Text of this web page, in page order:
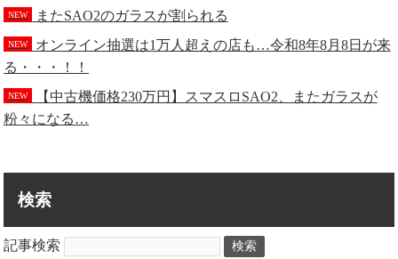
NEW またSAO2のガラスが割られる
NEW
オンライン抽選は1万人超えの店も…令和8年8月8日が来
る・・・！！
NEW
【中古機価格230万円】スマスロSAO2、またガラスが
粉々になる…
検索
記事検索 検索